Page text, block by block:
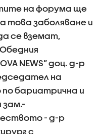
на форума ще
това заболяване и
се вземат,
NEWS” доц. д-р
на
бариатрична и
зам.-
- д-р
с